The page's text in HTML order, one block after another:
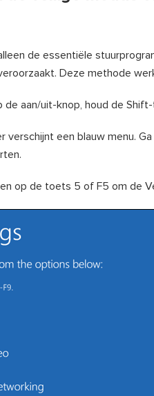
de essentiële
Deze methode
de aan/uit-knop, houd de
verschijnt een blauw menu.
op de toets 5 of F5 om de